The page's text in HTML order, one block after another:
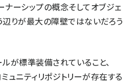
ーシップの概念そしてオブジェ
辺りが最大の障壁ではないだろう
が標準装備されていること、
ニティリポジトリーが存在する